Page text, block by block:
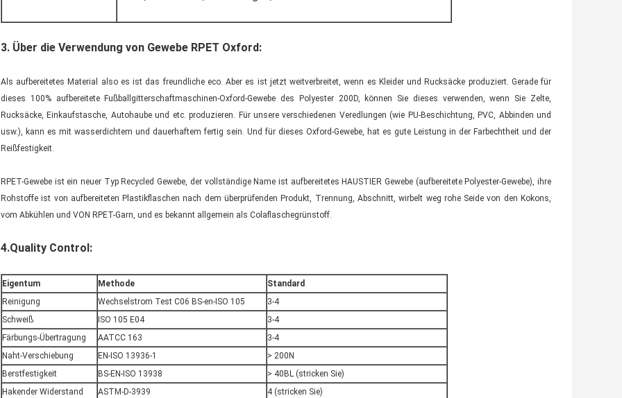
3. Über die Verwendung von Gewebe RPET Oxford:
Als aufbereitetes Material also es ist das freundliche eco. Aber es ist jetzt weitverbreitet, wenn es Kleider und Rucksäcke produziert. Gerade für
dieses 100% aufbereitete Fußballgitterschaftmaschinen-Oxford-Gewebe des Polyester 200D, können Sie dieses verwenden, wenn Sie Zelte,
Rucksäcke, Einkaufstasche, Autohaube und etc. produzieren. Für unsere verschiedenen Veredlungen (wie PU-Beschichtung, PVC, Abbinden und
usw.), kann es mit wasserdichtem und dauerhaftem fertig sein. Und für dieses Oxford-Gewebe, hat es gute Leistung in der Farbechtheit und der
Reißfestigkeit.
RPET-Gewebe ist ein neuer Typ Recycled Gewebe, der vollständige Name ist aufbereitetes HAUSTIER Gewebe (aufbereitete Polyester-Gewebe), ihre
Rohstoffe ist von aufbereiteten Plastikflaschen nach dem überprüfenden Produkt, Trennung, Abschnitt, wirbelt weg rohe Seide von den Kokons,
vom Abkühlen und VON RPET-Garn, und es bekannt allgemein als Colaflaschegrünstoff.
4.Quality Control:
Eigentum Methode
Standard
Reinigung
Wechselstrom Test C06 BS-en-ISO 105
3-4
Schweiß
ISO 105 E04
3-4
Färbungs-Übertragung
AATCC 163
3-4
Naht-Verschiebung
EN-ISO 13936-1
> 200N
Berstfestigkeit
BS-EN-ISO 13938
> 40BL (stricken Sie)
Hakender Widerstand
ASTM-D-3939
4 (stricken Sie)